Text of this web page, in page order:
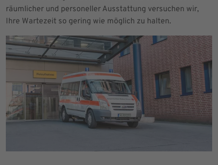
räumlicher und personeller Ausstattung versuchen wir,
Ihre Wartezeit so gering wie möglich zu halten.